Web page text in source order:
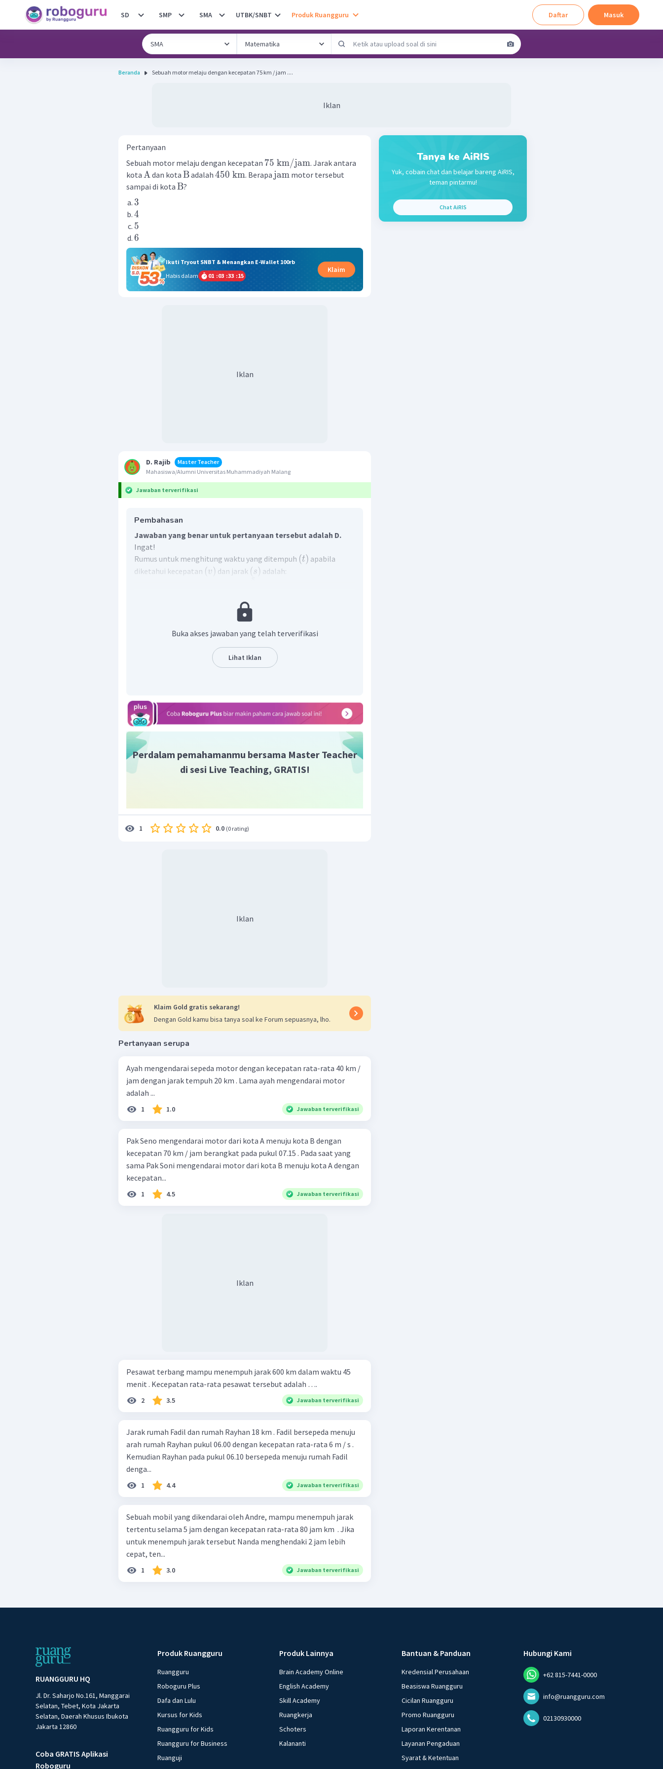
SD SMP SMA UTBK/SNBT Produk Ruangguru Daftar Masuk
Beranda Sebuah motor melaju dengan kecepatan 75 km / jam ....
Iklan
Pertanyaan
Sebuah motor melaju dengan kecepatan 75 km/jam. Jarak antara
kota Adan kota Badalah 450 km. Berapa jam motor tersebut
sampai di kota B?
3
4
5
6
Ikuti Tryout SNBT & Menangkan E-Wallet 100rb
Habis dalam
01 :03 :33 :15
Klaim
Iklan
D. Rajib
Master Teacher
Mahasiswa/Alumni Universitas Muhammadiyah Malang
Jawaban terverifikasi
Pembahasan
Jawaban yang benar untuk pertanyaan tersebut adalah D.
Ingat!
Rumus untuk menghitung waktu yang ditempuh (t) apabila
diketahui kecepatan (v) dan jarak (s) adalah:
Berdasarkan rumus menghitung waktu yang ditempuh, maka
=
=
=
s
75
450
6 jam
Oleh karena itu, jawaban yang benar adalah D.
Buka akses jawaban yang telah terverifikasi
Lihat Iklan
Perdalam pemahamanmu bersama Master Teacher
di sesi Live Teaching, GRATIS!
1 0.0 (0 rating)
Iklan
Klaim Gold gratis sekarang!
Dengan Gold kamu bisa tanya soal ke Forum sepuasnya, lho.
Pertanyaan serupa
Ayah mengendarai sepeda motor dengan kecepatan rata-rata 40 km /
jam dengan jarak tempuh 20 km . Lama ayah mengendarai motor
adalah ...
1 1.0 Jawaban terverifikasi
Pak Seno mengendarai motor dari kota A menuju kota B dengan
kecepatan 70 km / jam berangkat pada pukul 07.15 . Pada saat yang
sama Pak Soni mengendarai motor dari kota B menuju kota A dengan
kecepatan...
1 4.5 Jawaban terverifikasi
Iklan
Pesawat terbang mampu menempuh jarak 600 km dalam waktu 45
menit . Kecepatan rata-rata pesawat tersebut adalah ….
2 3.5 Jawaban terverifikasi
Jarak rumah Fadil dan rumah Rayhan 18 km . Fadil bersepeda menuju
arah rumah Rayhan pukul 06.00 dengan kecepatan rata-rata 6 m / s .
Kemudian Rayhan pada pukul 06.10 bersepeda menuju rumah Fadil
denga...
1 4.4 Jawaban terverifikasi
Sebuah mobil yang dikendarai oleh Andre, mampu menempuh jarak
tertentu selama 5 jam dengan kecepatan rata-rata 80 jam km ​ . Jika
untuk menempuh jarak tersebut Nanda menghendaki 2 jam lebih
cepat, ten...
1 3.0 Jawaban terverifikasi
Tanya ke AiRIS
Yuk, cobain chat dan belajar bareng AiRIS,
teman pintarmu!
Chat AiRIS
RUANGGURU HQ
Jl. Dr. Saharjo No.161, Manggarai
Selatan, Tebet, Kota Jakarta
Selatan, Daerah Khusus Ibukota
Jakarta 12860
Coba GRATIS Aplikasi
Roboguru
Produk Ruangguru
Ruangguru
Roboguru Plus
Dafa dan Lulu
Kursus for Kids
Ruangguru for Kids
Ruangguru for Business
Ruanguji
Produk Lainnya
Brain Academy Online
English Academy
Skill Academy
Ruangkerja
Schoters
Kalananti
Bantuan & Panduan
Kredensial Perusahaan
Beasiswa Ruangguru
Cicilan Ruangguru
Promo Ruangguru
Laporan Kerentanan
Layanan Pengaduan
Syarat & Ketentuan
Hubungi Kami
+62 815-7441-0000
info@ruangguru.com
02130930000